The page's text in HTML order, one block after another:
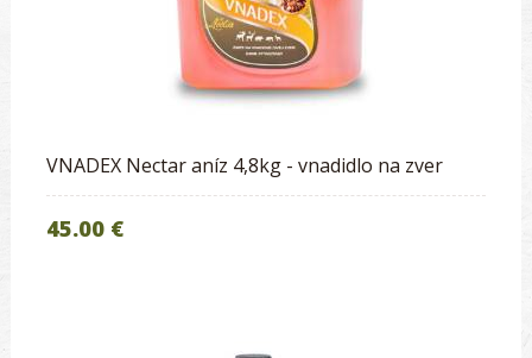
VNADEX Nectar aníz 4,8kg - vnadidlo na zver
45.00 €